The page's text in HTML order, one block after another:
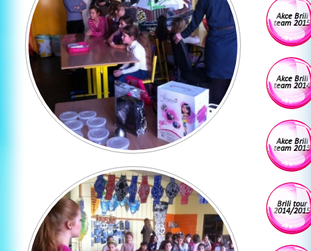
Akce Brili
team 2015
Akce Brili
team 2014
Akce Brili
team 2013
Brili tour
2014/2015